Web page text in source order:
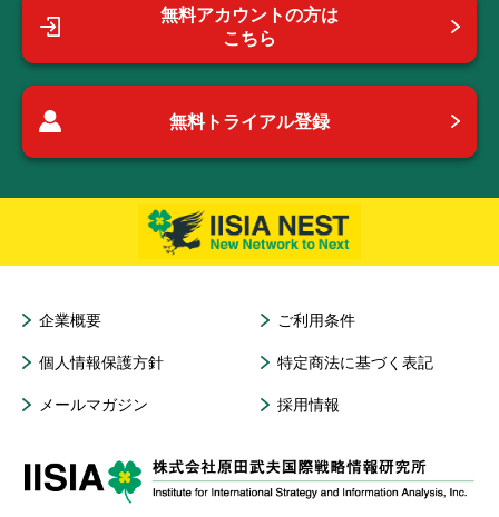
無料アカウントの方は
こちら
無料トライアル登録
企業概要 ご利用条件
個人情報保護方針 特定商法に基づく表記
メールマガジン 採用情報